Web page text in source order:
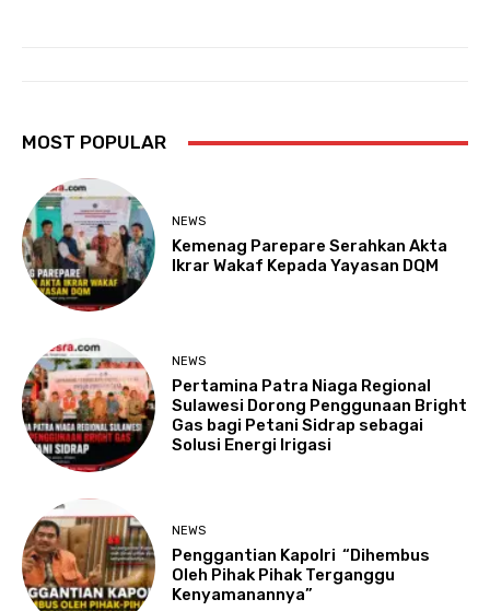
MOST POPULAR
NEWS
Kemenag Parepare Serahkan Akta
Ikrar Wakaf Kepada Yayasan DQM
NEWS
Pertamina Patra Niaga Regional
Sulawesi Dorong Penggunaan Bright
Gas bagi Petani Sidrap sebagai
Solusi Energi Irigasi
NEWS
Penggantian Kapolri “Dihembus
Oleh Pihak Pihak Terganggu
Kenyamanannya”